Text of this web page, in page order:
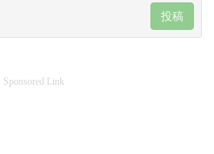
投稿
Sponsored Link